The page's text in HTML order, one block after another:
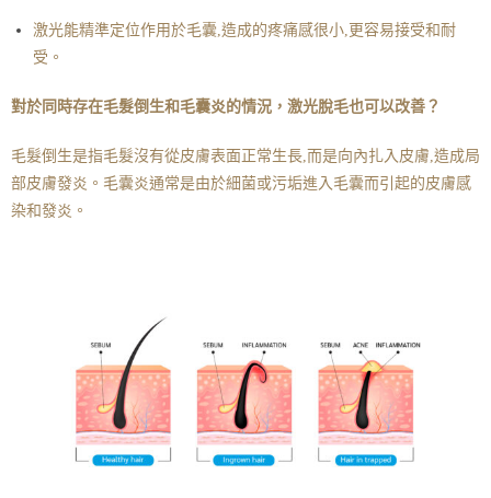
激光能精準定位作用於毛囊,造成的疼痛感很小,更容易接受和耐
受。
對於同時存在毛髮倒生和毛囊炎的情況，激光脫毛也可以改善？
毛髮倒生是指毛髮沒有從皮膚表面正常生長,而是向內扎入皮膚,造成局
部皮膚發炎。毛囊炎通常是由於細菌或污垢進入毛囊而引起的皮膚感
染和發炎。